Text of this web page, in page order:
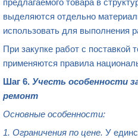
выделяются отдельно
использовать для выполнения
При закупке работ с поставкой
применяются правила
Шаг 6. Учесть особенности
ремонт
Основные особенности:
1. Ограничения по цене. У